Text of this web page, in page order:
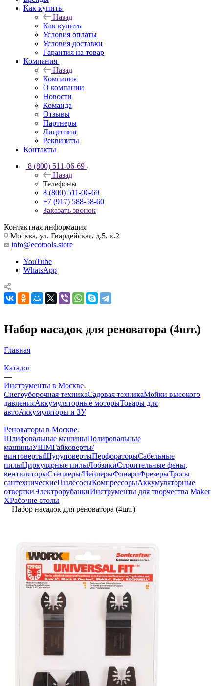
Как купить
Назад
Как купить
Условия оплаты
Условия доставки
Гарантия на товар
Компания
Назад
Компания
О компании
Новости
Команда
Отзывы
Партнеры
Лицензии
Реквизиты
Контакты
8 (800) 511-06-69
Назад
Телефоны
8 (800) 511-06-69
+7 (917) 588-58-60
Заказать звонок
Контактная информация
Москва, ул. Гвардейская, д.5, к.2
info@ecotools.store
YouTube
WhatsApp
Набор насадок для реноватора (4шт.)
Главная
—
Каталог
—
Инструменты в Москве
Снегоуборочная техникаСадовая техникаМойки высокого
давленияАккумуляторные моторыТовары для
автоАккумуляторы и ЗУ
—
Реноваторы в Москве
Шлифовальные машиныПолировальные
машиныУШМГайковерты/
винтовертыШуруповертыПерфораторыСабельные
пилыЦиркулярные пилыЛобзикиСтроительные фены,
вентиляторыСтеплеры/НейлерыФонариФрезерыТросы
сантехническиеПылесосыКомпрессорыАккумуляторные
отверткиЭлектрорубанкиИнструменты для творчества Maker
XРабочие столы
—Набор насадок для реноватора (4шт.)